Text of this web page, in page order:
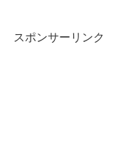
スポンサーリンク